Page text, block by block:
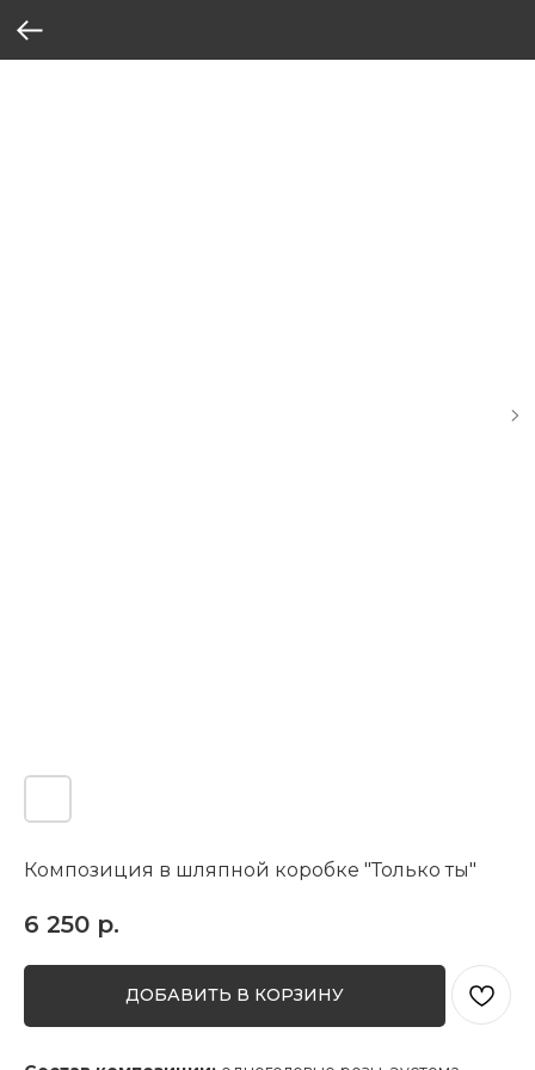
Композиция в шляпной коробке "Только ты"
6 250 р.
ДОБАВИТЬ В КОРЗИНУ